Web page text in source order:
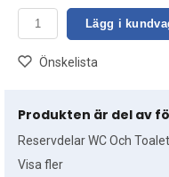
Lägg i
Önskelista
Produkten är del av
Reservdelar WC Och
Visa fler